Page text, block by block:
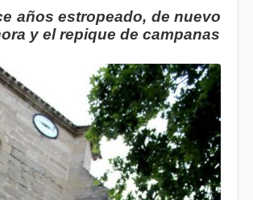
años estropeado, de nuevo
y el repique de campanas